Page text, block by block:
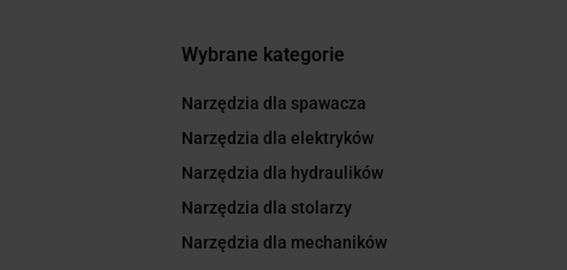
Wybrane kategorie
Narzędzia dla spawacza
Narzędzia dla elektryków
Narzędzia dla hydraulików
Narzędzia dla stolarzy
Narzędzia dla mechaników